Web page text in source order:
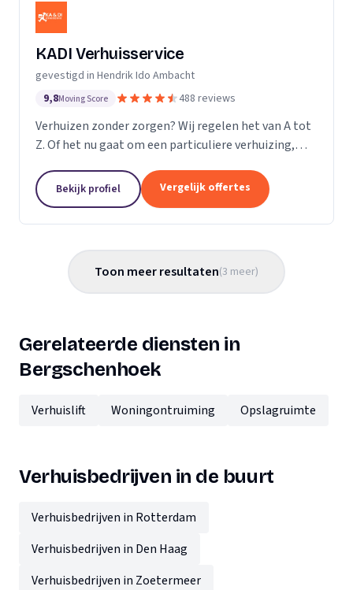
KADI Verhuisservice
gevestigd in Hendrik Ido Ambacht
9,8Moving Score 488 reviews
Verhuizen zonder zorgen? Wij regelen het van A tot
Z. Of het nu gaat om een particuliere verhuizing,
snel, zorgvuldig en betrouwbaar. Van inpakken en
monteren tot transport en tijdelijke opslag — u
kunt op ons rekenen. Met onze professionele
wij voor een soepele verhuizing zonder stress.
Bekijk profiel Vergelijk offertes
Toon meer resultaten(3 meer)
Gerelateerde diensten in
Bergschenhoek
Verhuislift Woningontruiming Opslagruimte
Verhuisbedrijven in de buurt
Verhuisbedrijven in Rotterdam
Verhuisbedrijven in Den Haag
Verhuisbedrijven in Zoetermeer